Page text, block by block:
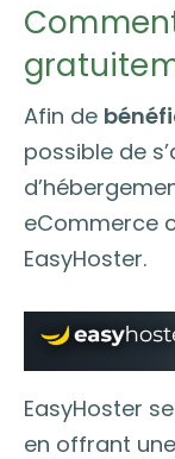
Afin de
possible de
eCommerce
EasyHoster.
EasyHoster
en offrant